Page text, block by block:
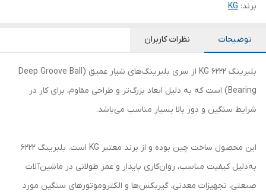
برند: KG
توضیحات نظرات کاربران
بلبرینگ 6222 KG از سری بلبرینگ‌های شیار عمیق (Deep Groove Ball
Bearing) است که به دلیل ابعاد بزرگ‌تر و طراحی مقاوم، برای کار در
شرایط سنگین و دور بالا بسیار مناسب می‌باشد.
این محصول ساخت چین بوده و از برند معتبر KG است. بلبرینگ 6222
به‌دلیل کیفیت مناسب، روان‌کاری پایدار و عمر طولانی در ماشین‌آلات
صنعتی، تجهیزات معدنی، گیربکس‌ها و الکتروموتورهای سنگین مورد